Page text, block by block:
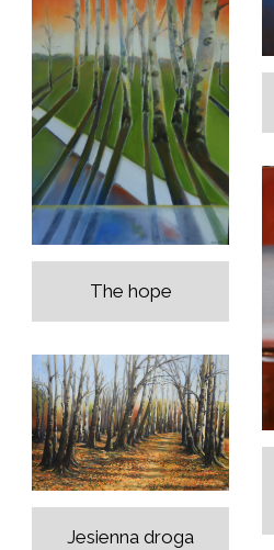
The hope
Jesienna droga